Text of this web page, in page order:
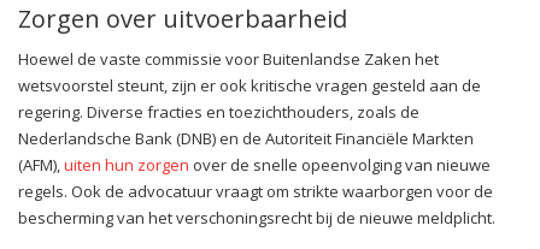
Zorgen over uitvoerbaarheid
Hoewel de vaste commissie voor Buitenlandse Zaken het
wetsvoorstel steunt, zijn er ook kritische vragen gesteld aan de
regering. Diverse fracties en toezichthouders, zoals de
Nederlandsche Bank (DNB) en de Autoriteit Financiële Markten
(AFM),uiten hun zorgen over de snelle opeenvolging van nieuwe
regels. Ook de advocatuur vraagt om strikte waarborgen voor de
bescherming van het verschoningsrecht bij de nieuwe meldplicht.